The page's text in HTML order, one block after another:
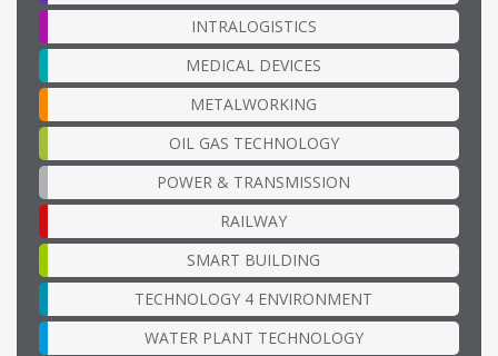
INTRALOGISTICS
MEDICAL DEVICES
METALWORKING
OIL GAS TECHNOLOGY
POWER & TRANSMISSION
RAILWAY
SMART BUILDING
TECHNOLOGY 4 ENVIRONMENT
WATER PLANT TECHNOLOGY